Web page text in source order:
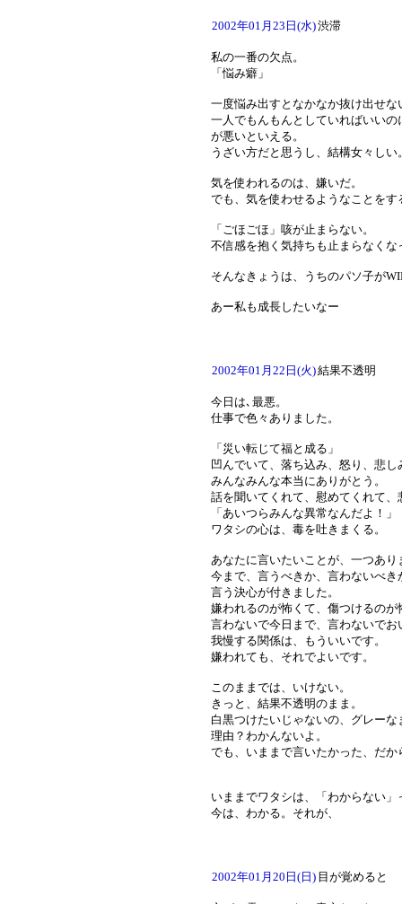
2002年01月23日(水)渋滞
私の一番の欠点。
「悩み癖」
一度悩み出すとなかなか抜け出せな
一人でもんもんとしていればいい
が悪いといえる。
うざい方だと思うし、結構女々しい
気を使われるのは、嫌いだ。
でも、気を使わせるようなことをす
「ごほごほ」咳が止まらない。
不信感を抱く気持ちも止まらなくな
そんなきょうは、うちのパソ子が
あー私も成長したいなー
2002年01月22日(火)結果不透明
今日は､最悪。
仕事で色々ありました。
「災い転じて福と成る」
凹んでいて、落ち込み、怒り、悲
みんなみんな本当にありがとう。
話を聞いてくれて、慰めてくれて
「あいつらみんな異常なんだよ！」
ワタシの心は、毒を吐きまくる。
あなたに言いたいことが、一つあり
今まで、言うべきか、言わないべ
言う決心が付きました。
嫌われるのが怖くて、傷つけるの
言わないで今日まで、言わないでお
我慢する関係は、もういいです。
嫌われても、それでよいです。
このままでは、いけない。
きっと、結果不透明のまま。
白黒つけたいじゃないの、グレー
理由？わかんないよ。
でも、いままで言いたかった、だ
いままでワタシは、「わからない
今は、わかる。それが、
2002年01月20日(日) 目が覚めると